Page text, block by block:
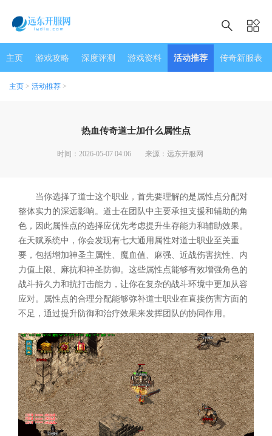
主页 游戏攻略 深度评测 游戏资料 活动推荐 传奇新服表
主页 > 活动推荐 >
热血传奇道士加什么属性点
时间：2026-05-07 04:06 来源：远东开服网
当你选择了道士这个职业，首先要理解的是属性点分配对
整体实力的深远影响。道士在团队中主要承担支援和辅助的角
色，因此属性点的选择应优先考虑提升生存能力和辅助效果。
在天赋系统中，你会发现有七大通用属性对道士职业至关重
要，包括增加神圣主属性、魔血值、麻强、近战伤害抗性、内
力值上限、麻抗和神圣防御。这些属性点能够有效增强角色的
战斗持久力和抗打击能力，让你在复杂的战斗环境中更加从容
应对。属性点的合理分配能够弥补道士职业在直接伤害方面的
不足，通过提升防御和治疗效果来发挥团队的协同作用。